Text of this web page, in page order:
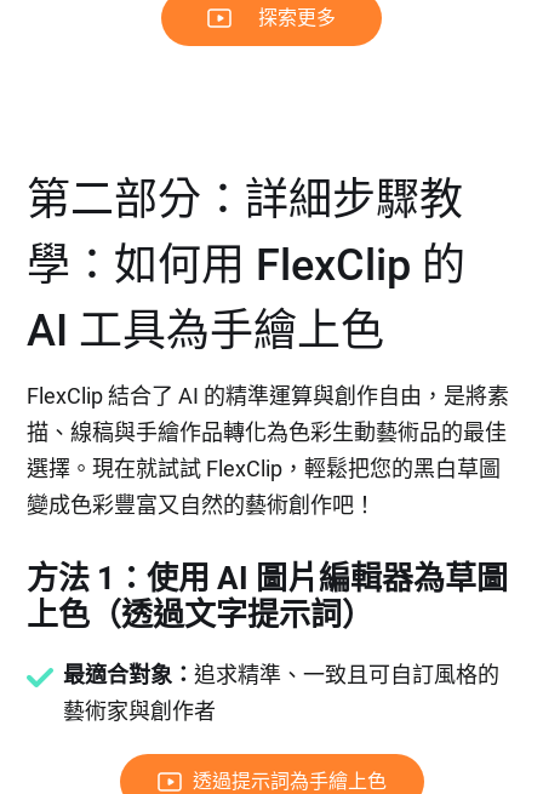
探索更多
第二部分：詳細步驟教
學：如何用 FlexClip 的
AI 工具為手繪上色
FlexClip 結合了 AI 的精準運算與創作自由，是將素
描、線稿與手繪作品轉化為色彩生動藝術品的最佳
選擇。現在就試試 FlexClip，輕鬆把您的黑白草圖
變成色彩豐富又自然的藝術創作吧！
方法 1：使用 AI 圖片編輯器為草圖
上色（透過文字提示詞）
最適合對象：追求精準、一致且可自訂風格的
藝術家與創作者
透過提示詞為手繪上色